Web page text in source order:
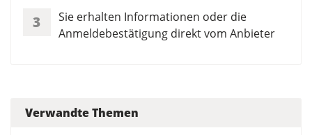
3
Sie erhalten Informationen oder die
Anmeldebestätigung direkt vom Anbieter
Verwandte Themen